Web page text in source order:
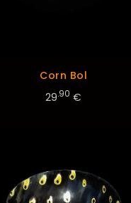
Corn Bol
29.90 €